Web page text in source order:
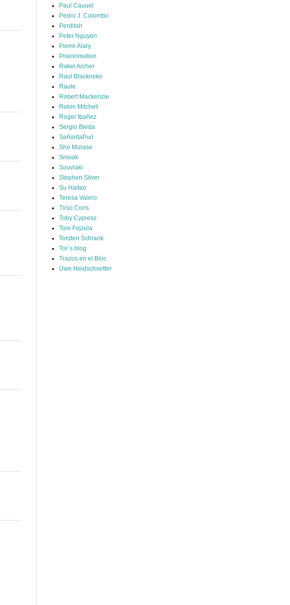
Paul Cauuet
Pedro J. Colombo
Perditah
Peter Nguyen
Pierre Alary
Pixelinmotion
Rakel Archer
Raul Blackneko
Raule
Robert Mackenzie
Robin Mitchell
Roger Ibañez
Sergio Bleda
SeñoritaPuri
Sho Murase
Smook
Souvlaki
Stephen Silver
Su Haitao
Teresa Valero
Tirso Cons
Toby Cypress
Toni Fejzula
Torsten Schrank
Tor´s blog
Trazos en el Bloc
Uwe Heidschoetter